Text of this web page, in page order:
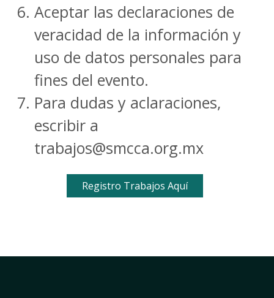
Aceptar las declaraciones de
veracidad de la información y
uso de datos personales para
fines del evento.
Para dudas y aclaraciones,
escribir a
trabajos@smcca.org.mx
Registro Trabajos Aquí